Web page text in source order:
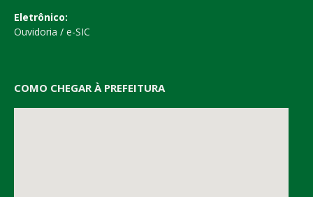
Eletrônico:
Ouvidoria / e-SIC
COMO CHEGAR À PREFEITURA